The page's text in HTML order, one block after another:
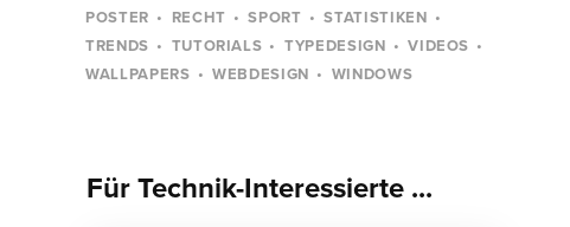
POSTER
RECHT SPORT
STATISTIKEN
TRENDS
TUTORIALS TYPEDESIGN
VIDEOS
WALLPAPERS
WEBDESIGN WINDOWS
Für Technik-Interessierte ...